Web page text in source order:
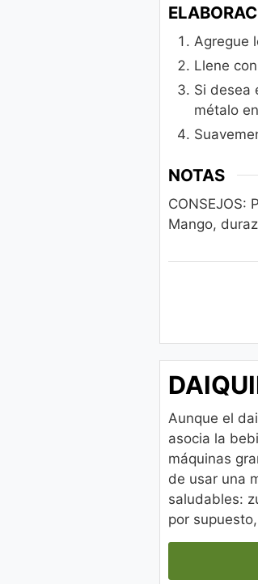
Agregue
Llene
Si desea
métalo
NOTAS
CONSEJOS:
Mango,
Aunque el
asocia la
máquinas
de usar una
saludables:
por